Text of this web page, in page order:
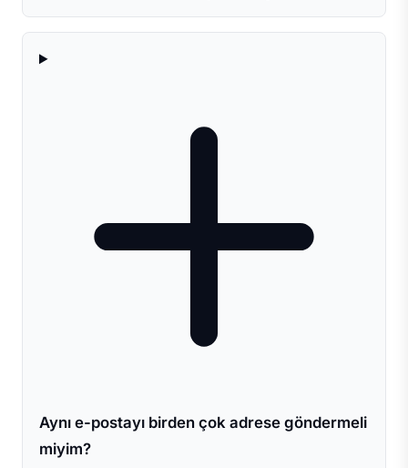
Aynı e-postayı birden çok adrese göndermeli
miyim?